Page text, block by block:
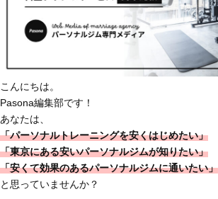
こんにちは。
Pasona編集部です！
あなたは、
「パーソナルトレーニングを安くはじめたい」
「東京にある安いパーソナルジムが知りたい」
「安くて効果のあるパーソナルジムに通いたい」
と思っていませんか？